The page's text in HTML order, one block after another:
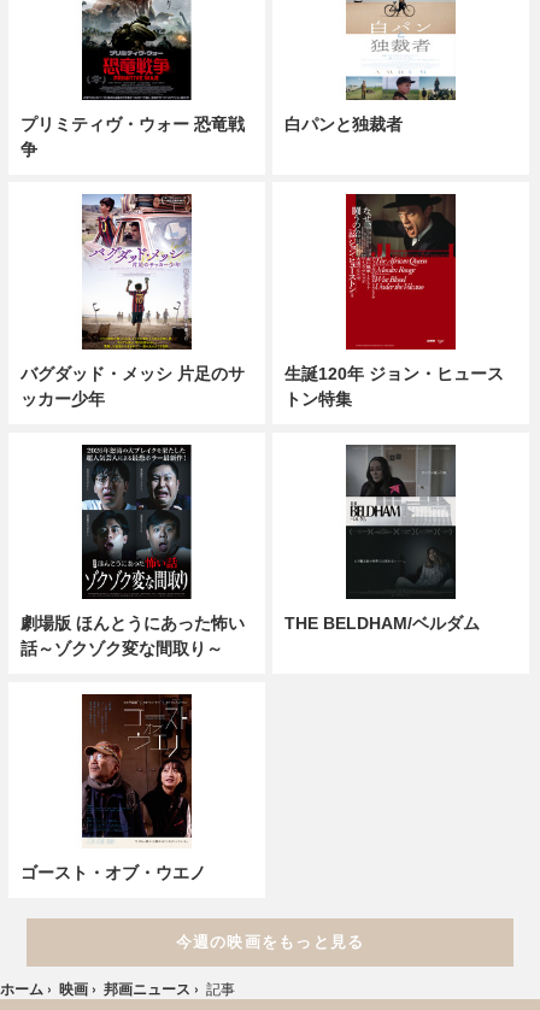
プリミティヴ・ウォー 恐竜戦
争
白パンと独裁者
バグダッド・メッシ 片足のサ
ッカー少年
生誕120年 ジョン・ヒュース
トン特集
劇場版 ほんとうにあった怖い
話～ゾクゾク変な間取り～
THE BELDHAM/ベルダム
ゴースト・オブ・ウエノ
今週の映画をもっと見る
ホーム › 映画 › 邦画ニュース › 記事